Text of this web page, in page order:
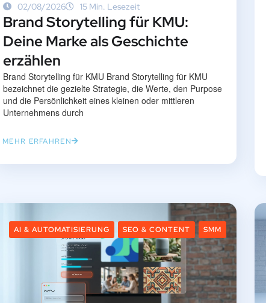
02/08/2026 15 Min. Lesezeit
Brand Storytelling für KMU:
Deine Marke als Geschichte
erzählen
Brand Storytelling für KMU Brand Storytelling für KMU
bezeichnet die gezielte Strategie, die Werte, den Purpose
und die Persönlichkeit eines kleinen oder mittleren
Unternehmens durch
MEHR ERFAHREN
AI & AUTOMATISIERUNG SEO & CONTENT SMM